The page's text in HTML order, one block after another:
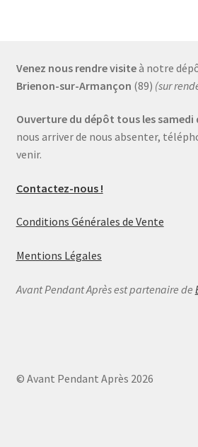
Venez nous rendre visiteà notre
Brienon-sur-Armançon (89) (sur
Ouverture du dépôt tous les samedi
nous arriver de nous absenter,
venir.
Contactez-nous !
Conditions Générales de Vente
Mentions Légales
Avant Pendant Après est partenaire de
© Avant Pendant Après 2026